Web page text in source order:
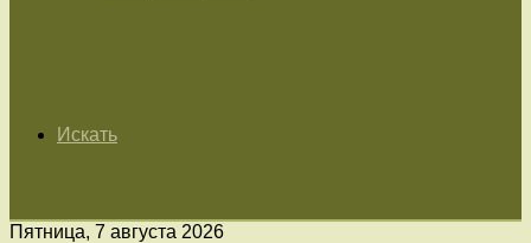
Искать
Пятница, 7 августа 2026